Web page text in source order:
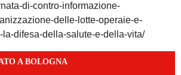
di-contro-informazione-
delle-lotte-operaie-e-
la-difesa-della-salute-e-della-vita/
A BOLOGNA